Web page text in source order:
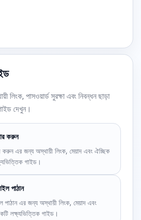
লিংক, পাসওয়ার্ড সুরক্ষা এবং নিবন্ধন ছাড়া
দেখুন।
করুন
করুন এর জন্য অস্থায়ী লিংক, মেয়াদ এবং ঐচ্ছিক
গাইড।
পাঠান
এর জন্য অস্থায়ী লিংক, মেয়াদ এবং
লক্ষ্যভিত্তিক গাইড।